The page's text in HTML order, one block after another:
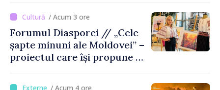
/ Acum 3 ore
Forumul Diasporei // „Cele
șapte minuni ale Moldovei” –
proiectul care își propune să
de țara de origine
/ Acum 4 ore